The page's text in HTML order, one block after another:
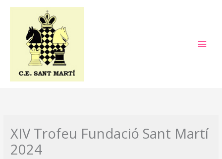
contenido
XIV Trofeu Fundació Sant Martí
2024